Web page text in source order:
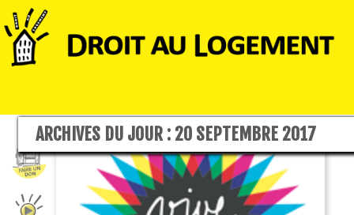
ARCHIVES DU JOUR : 20 SEPTEMBRE 2017